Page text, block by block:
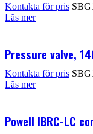
Kontakta för pris
Läs mer
Pressure valve,
Kontakta för pris
Läs mer
Powell IBRC-LC